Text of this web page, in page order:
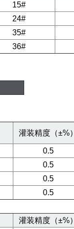
15#
24#
35#
36#
灌装精度（±%）
0.5
0.5
0.5
0.5
灌装精度（±%）